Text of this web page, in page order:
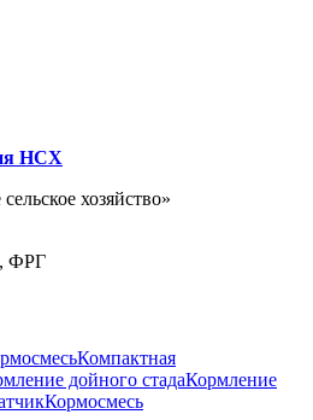
НСХ
хозяйство»
ФРГ
Компактная
дойного стадаКормление
Кормосмесь